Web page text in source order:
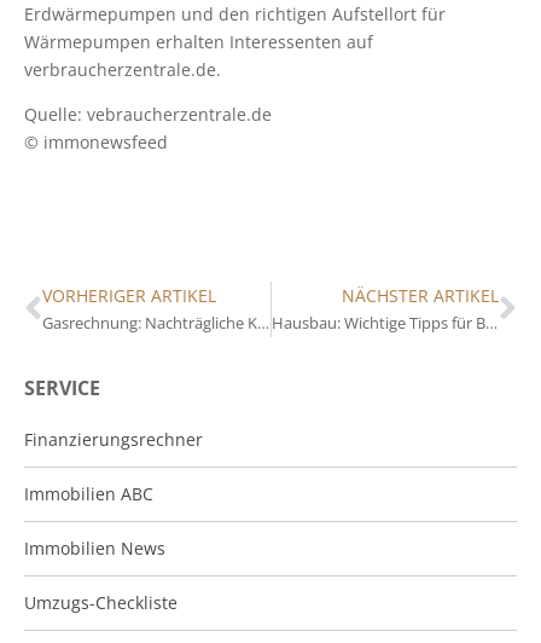
SERVICE
Finanzierungsrechner
Immobilien ABC
Immobilien News
Umzugs-Checkliste
Erdwärmepumpen und den richtigen Aufstellort für
Wärmepumpen erhalten Interessenten auf
verbraucherzentrale.de.
Quelle: vebraucherzentrale.de
© immonewsfeed
VORHERIGER ARTIKEL
Gasrechnung: Nachträgliche Korrektur der Schätzwerte zulässig
NÄCHSTER ARTIKEL
Hausbau: Wichtige Tipps für Bauherren (Teil 2)